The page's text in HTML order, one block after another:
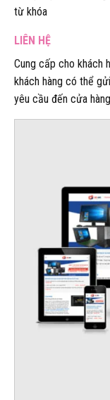
từ khóa
LIÊN HỆ
Cung cấp cho khách
khách hàng có thể
yêu cầu đến cửa